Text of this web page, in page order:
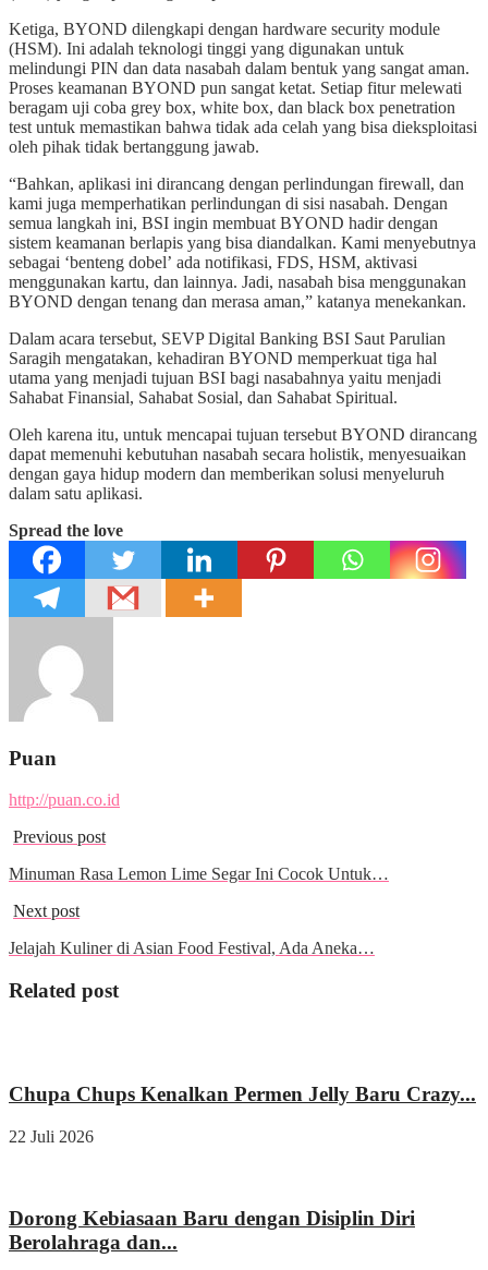
Ketiga, BYOND dilengkapi dengan hardware security module
(HSM). Ini adalah teknologi tinggi yang digunakan untuk
melindungi PIN dan data nasabah dalam bentuk yang sangat aman.
Proses keamanan BYOND pun sangat ketat. Setiap fitur melewati
beragam uji coba grey box, white box, dan black box penetration
test untuk memastikan bahwa tidak ada celah yang bisa dieksploitasi
oleh pihak tidak bertanggung jawab.
“Bahkan, aplikasi ini dirancang dengan perlindungan firewall, dan
kami juga memperhatikan perlindungan di sisi nasabah. Dengan
semua langkah ini, BSI ingin membuat BYOND hadir dengan
sistem keamanan berlapis yang bisa diandalkan. Kami menyebutnya
sebagai ‘benteng dobel’ ada notifikasi, FDS, HSM, aktivasi
menggunakan kartu, dan lainnya. Jadi, nasabah bisa menggunakan
BYOND dengan tenang dan merasa aman,” katanya menekankan.
Dalam acara tersebut, SEVP Digital Banking BSI Saut Parulian
Saragih mengatakan, kehadiran BYOND memperkuat tiga hal
utama yang menjadi tujuan BSI bagi nasabahnya yaitu menjadi
Sahabat Finansial, Sahabat Sosial, dan Sahabat Spiritual.
Oleh karena itu, untuk mencapai tujuan tersebut BYOND dirancang
dapat memenuhi kebutuhan nasabah secara holistik, menyesuaikan
dengan gaya hidup modern dan memberikan solusi menyeluruh
dalam satu aplikasi.
Spread the love
Puan
http://puan.co.id
Previous post
Minuman Rasa Lemon Lime Segar Ini Cocok Untuk…
Next post
Jelajah Kuliner di Asian Food Festival, Ada Aneka…
Related post
Chupa Chups Kenalkan Permen Jelly Baru Crazy...
22 Juli 2026
Dorong Kebiasaan Baru dengan Disiplin Diri
Berolahraga dan...